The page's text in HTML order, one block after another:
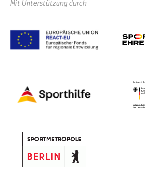
Mit Unterstützung durch